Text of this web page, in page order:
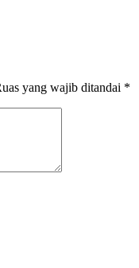
yang wajib ditandai *